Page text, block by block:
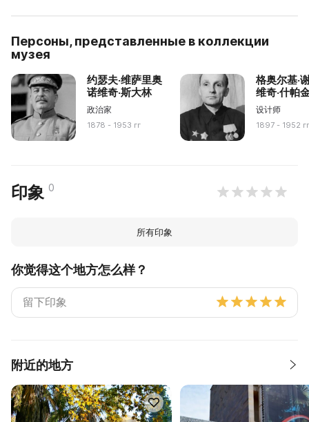
Персоны, представленные в коллекции
музея
约瑟夫·维萨里奥
诺维奇·斯大林
政治家
1878 - 1953 гг
格奥尔基·
维奇·什帕
设计师
1897 - 1952
印象 0
所有印象
你觉得这个地方怎么样？
附近的地方